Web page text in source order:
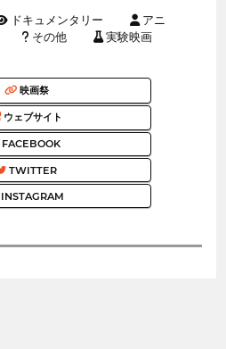
ドキュメンタリー
アニ
その他 実験映画
映画祭
ウェブサイト
FACEBOOK
TWITTER
INSTAGRAM